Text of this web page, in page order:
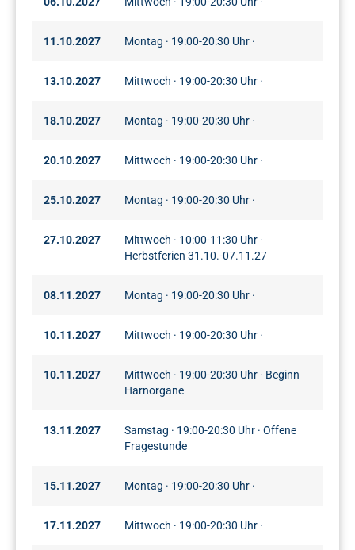
11.10.2027 Montag · 19:00-20:30 Uhr ·
13.10.2027 Mittwoch · 19:00-20:30 Uhr ·
18.10.2027 Montag · 19:00-20:30 Uhr ·
20.10.2027 Mittwoch · 19:00-20:30 Uhr ·
25.10.2027 Montag · 19:00-20:30 Uhr ·
27.10.2027
Mittwoch · 10:00-11:30 Uhr ·
Herbstferien 31.10.-07.11.27
08.11.2027 Montag · 19:00-20:30 Uhr ·
10.11.2027 Mittwoch · 19:00-20:30 Uhr ·
10.11.2027
Mittwoch · 19:00-20:30 Uhr · Beginn
Harnorgane
13.11.2027
Samstag · 19:00-20:30 Uhr · Offene
Fragestunde
15.11.2027 Montag · 19:00-20:30 Uhr ·
17.11.2027 Mittwoch · 19:00-20:30 Uhr ·